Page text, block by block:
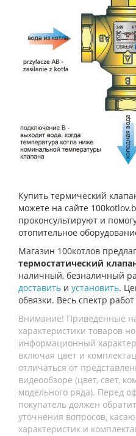
Купить термический
можете на сайте
проконсультируют и
отопительное
Магазин 100котлов
термостатический
наличный, безналичный
доставить и установить.
обвязки. Весь спектр
Внимание! Приведенные
характеристики товаров
информационный
включая цвет и
отличаться от
видеообзоре (цвет, свет,
модельного ряда). Перед
покупатель должен
уточнения вопросов,
характеристик и